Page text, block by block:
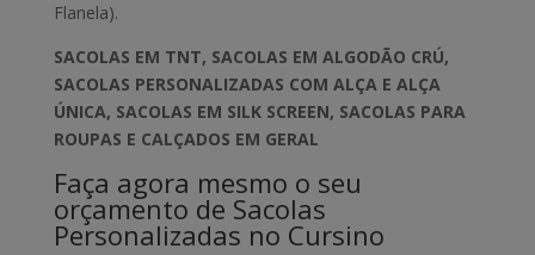
Flanela).
SACOLAS EM TNT, SACOLAS EM ALGODÃO CRÚ,
SACOLAS PERSONALIZADAS COM ALÇA E ALÇA
ÚNICA, SACOLAS EM SILK SCREEN, SACOLAS PARA
ROUPAS E CALÇADOS EM GERAL
Faça agora mesmo o seu
orçamento de Sacolas
Personalizadas no Cursino